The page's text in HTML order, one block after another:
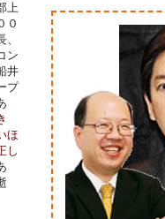
上
０
ン
井
プ
ほ
し